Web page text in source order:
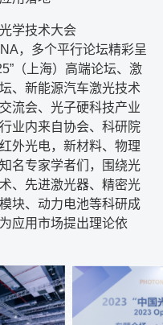
学技术大会
，多个平行论坛精彩呈
（上海）高端论坛、激
、新能源汽车激光技术
流会、光子硬科技产业
业内来自协会、科研院
外光电，新材料、物理
名专家学者们，围绕光
、先进激光器、精密光
块、动力电池等科研成
应用市场提出理论依